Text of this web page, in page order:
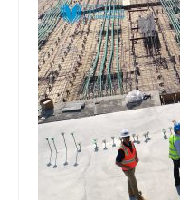
Вакансії підприємства
Контакти